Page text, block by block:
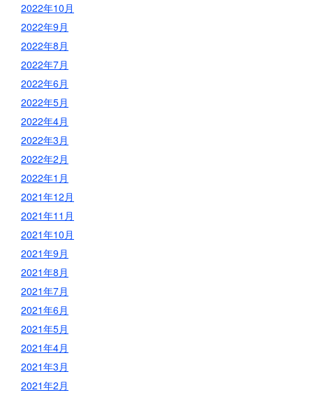
2022年10月
2022年9月
2022年8月
2022年7月
2022年6月
2022年5月
2022年4月
2022年3月
2022年2月
2022年1月
2021年12月
2021年11月
2021年10月
2021年9月
2021年8月
2021年7月
2021年6月
2021年5月
2021年4月
2021年3月
2021年2月